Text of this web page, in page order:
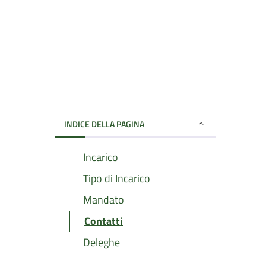
INDICE DELLA PAGINA
Incarico
Tipo di Incarico
Mandato
Contatti
Deleghe